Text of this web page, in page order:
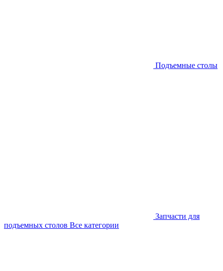
Подъемные столы
Запчасти для
подъемных столов Все категории